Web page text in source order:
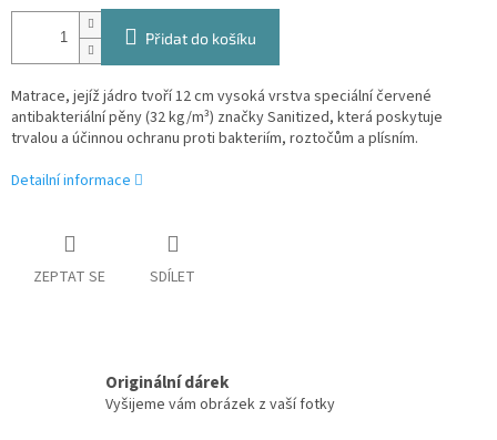
Přidat do košíku
Matrace, jejíž jádro tvoří 12 cm vysoká vrstva speciální červené
antibakteriální pěny (32 kg/m³) značky Sanitized, která poskytuje
trvalou a účinnou ochranu proti bakteriím, roztočům a plísním.
Detailní informace
ZEPTAT SE SDÍLET
Originální dárek
Vyšijeme vám obrázek z vaší fotky